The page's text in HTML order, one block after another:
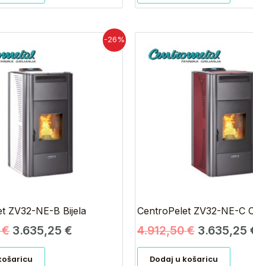
-26%
ZV32-NE-B Bijela
€
cijena
bila
je:
4.912,50 €.
3.635,25€
Trenutna
CentroPelet ZV32-NE-C
4.912,50€
cijena
bila
je:
4.912,50 €.
3.635,25
Dodaj u košaricu